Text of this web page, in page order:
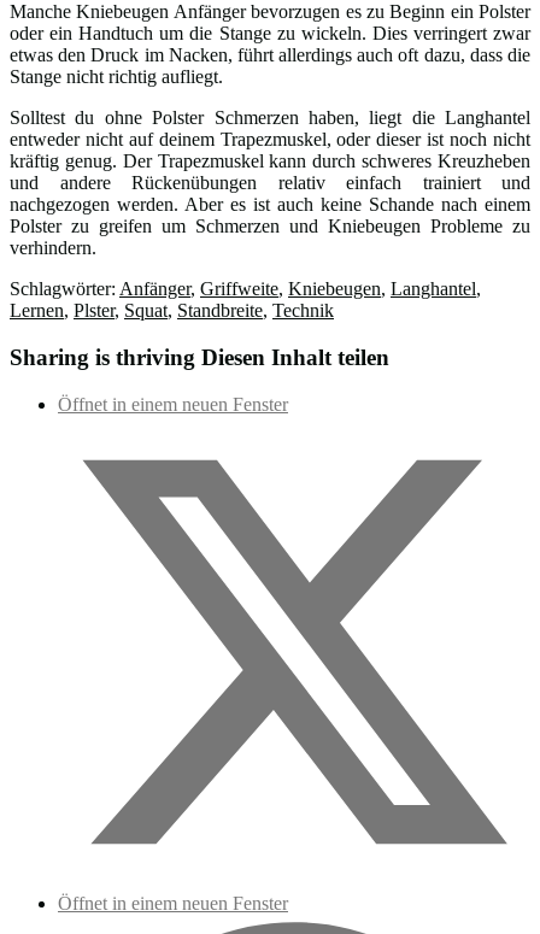
Manche Kniebeugen Anfänger bevorzugen es zu Beginn ein Polster
oder ein Handtuch um die Stange zu wickeln. Dies verringert zwar
etwas den Druck im Nacken, führt allerdings auch oft dazu, dass die
Stange nicht richtig aufliegt.
Solltest du ohne Polster Schmerzen haben, liegt die Langhantel
entweder nicht auf deinem Trapezmuskel, oder dieser ist noch nicht
kräftig genug. Der Trapezmuskel kann durch schweres Kreuzheben
und andere Rückenübungen relativ einfach trainiert und
nachgezogen werden. Aber es ist auch keine Schande nach einem
Polster zu greifen um Schmerzen und Kniebeugen Probleme zu
verhindern.
Schlagwörter: Anfänger, Griffweite, Kniebeugen, Langhantel,
Lernen, Plster, Squat, Standbreite, Technik
Sharing is thriving Diesen Inhalt teilen
Öffnet in einem neuen Fenster
Öffnet in einem neuen Fenster